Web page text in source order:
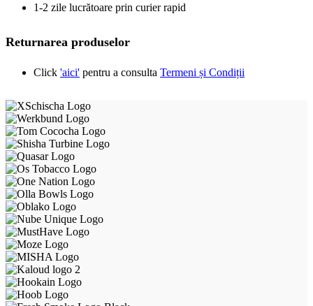
1-2 zile lucrătoare prin curier rapid
Returnarea produselor
Click 'aici' pentru a consulta Termeni și Condiții